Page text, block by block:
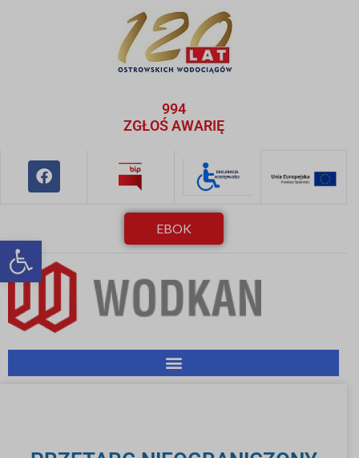
Otwórz pasek narzędzi
994
ZGŁOŚ AWARIĘ
EBOK